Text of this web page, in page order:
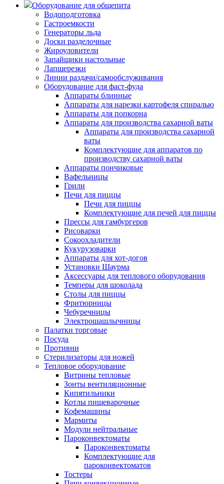
Оборудование для общепита
Водоподготовка
Гастроемкости
Генераторы льда
Доски разделочные
Жироуловители
Запайщики настольные
Лапшерезки
Линии раздачи/самообслуживания
Оборудование для фаст-фуда
Аппараты блинные
Аппараты для нарезки картофеля спиралью
Аппараты для попкорна
Аппараты для производства сахарной ваты
Аппараты для производства сахарной
ваты
Комплектующие для аппаратов по
производству сахарной ваты
Аппараты пончиковые
Вафельницы
Грили
Печи для пиццы
Печи для пиццы
Комплектующие для печей для пиццы
Прессы для гамбургеров
Рисоварки
Сокоохладители
Кукурузоварки
Аппараты для хот-догов
Установки Шаурма
Аксессуары для теплового оборудования
Темперы для шоколада
Столы для пиццы
Фритюрницы
Чебуречницы
Электрошашлычницы
Палатки торговые
Посуда
Противни
Стерилизаторы для ножей
Тепловое оборудование
Витрины тепловые
Зонты вентиляционные
Кипятильники
Котлы пищеварочные
Кофемашины
Мармиты
Модули нейтральные
Пароконвектоматы
Пароконвектоматы
Комплектующие для
пароконвектоматов
Тостеры